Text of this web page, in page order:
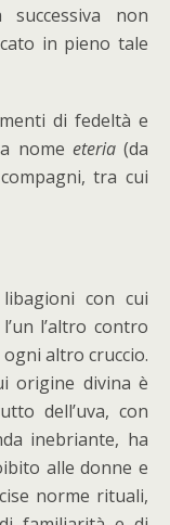
non
in pieno tale
di fedeltà e
nome eteria(da
tra cui
con cui
l’altro contro
altro cruccio.
origine divina è
dell’uva, con
inebriante, ha
alle donne e
norme rituali,